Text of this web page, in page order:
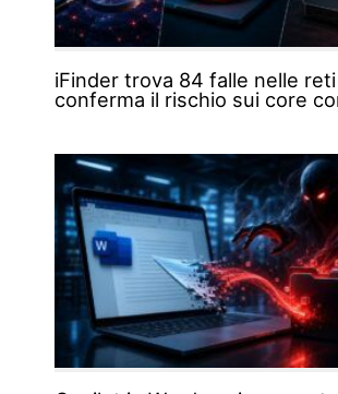
iFinder trova 84 falle nelle
conferma il rischio sui core